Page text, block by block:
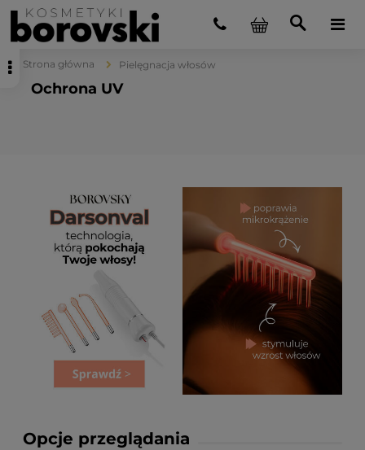
Strona główna Pielęgnacja włosów
Ochrona UV
Opcje przeglądania